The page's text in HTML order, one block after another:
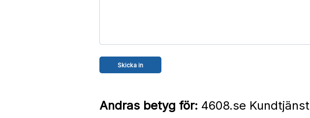
Andras betyg för: 4608.se Kundtjänst